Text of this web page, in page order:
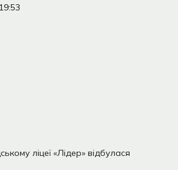
19:53
ліцеї «Лідер» відбулася